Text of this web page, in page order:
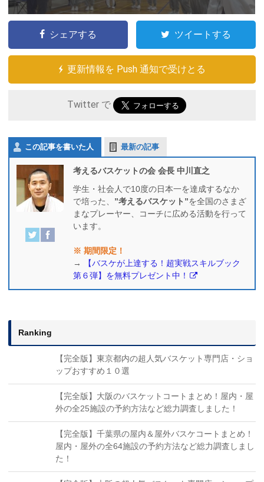
シェアする ツイートする
更新情報を Push 通知で受けとる
Twitter で
この記事を書いた人 最新の記事
考えるバスケットの会 会長 中川直之
学生・社会人で10度の日本一を達成するなか
で培った、 ”考えるバスケット”を全国のさまざ
まなプレーヤー、コーチに広める活動を行って
います。
※ 期間限定！
→
【バスケが上達する！超実戦スキルブック
第６弾】を無料プレゼント中！
Ranking
【完全版】東京都内の超人気バスケット専門店・ショ
ップおすすめ１０選
【完全版】大阪のバスケットコートまとめ！屋内・屋
外の全25施設の予約方法など総力調査しました！
【完全版】千葉県の屋内＆屋外バスケコートまとめ！
屋内・屋外の全64施設の予約方法など総力調査しまし
た！